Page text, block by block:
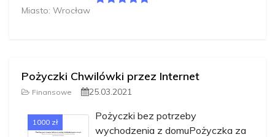
Miasto: Wrocław
Pożyczki Chwilówki przez Internet
Finansowe 25.03.2021
1000 zł
Pożyczki bez potrzeby
wychodzenia z domuPożyczka za